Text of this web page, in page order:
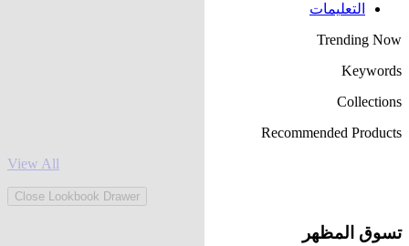
التعليمات
Trending Now
Keywords
Collections
Recommended Products
View All
Close Lookbook Drawer
تسوق المظهر